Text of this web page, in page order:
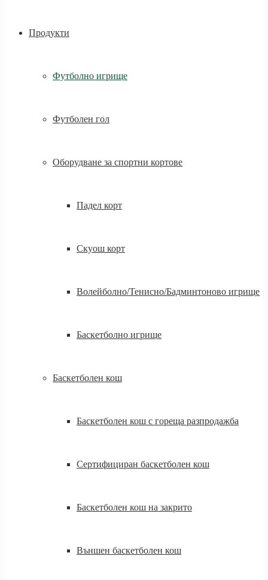
Продукти
Футболно игрище
Футболен гол
Оборудване за спортни кортове
Падел корт
Скуош корт
Волейболно/Тенисно/Бадминтоново игрище
Баскетболно игрище
Баскетболен кош
Баскетболен кош с гореща разпродажба
Сертифициран баскетболен кош
Баскетболен кош на закрито
Външен баскетболен кош